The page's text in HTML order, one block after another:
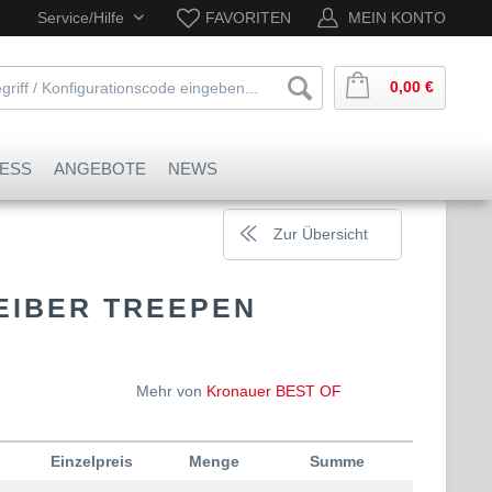
Service/Hilfe FAVORITEN MEIN KONTO
0,00 €
ANGEBOTE NEWS
Zur Übersicht
TREEPEN
Mehr von Kronauer BEST OF
Einzelpreis Menge Summe